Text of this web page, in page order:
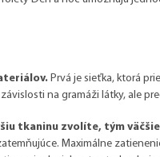
Prvá je sieťka, ktorá
na gramáži látky, ale
tkaninu zvolíte, tým
Maximálne